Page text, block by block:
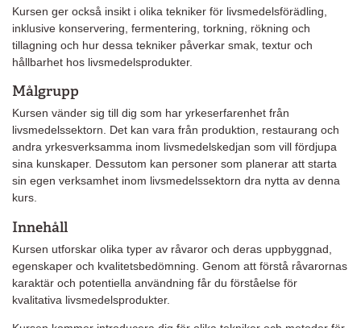
Kursen ger också insikt i olika tekniker för livsmedelsförädling,
inklusive konservering, fermentering, torkning, rökning och
tillagning och hur dessa tekniker påverkar smak, textur och
hållbarhet hos livsmedelsprodukter.
Målgrupp
Kursen vänder sig till dig som har yrkeserfarenhet från
livsmedelssektorn. Det kan vara från produktion, restaurang och
andra yrkesverksamma inom livsmedelskedjan som vill fördjupa
sina kunskaper. Dessutom kan personer som planerar att starta
sin egen verksamhet inom livsmedelssektorn dra nytta av denna
kurs.
Innehåll
Kursen utforskar olika typer av råvaror och deras uppbyggnad,
egenskaper och kvalitetsbedömning. Genom att förstå råvarornas
karaktär och potentiella användning får du förståelse för
kvalitativa livsmedelsprodukter.